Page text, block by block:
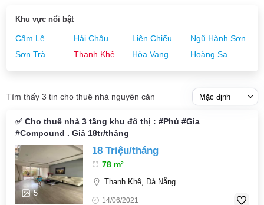
Khu vực nổi bật
Cẩm Lệ Hải Châu Liên Chiểu
Ngũ Hành Sơn
Sơn Trà
Thanh Khê Hòa Vang Hoàng Sa
Tìm thấy 3 tin cho thuê nhà nguyên căn
✅ Cho thuê nhà 3 tầng khu đô thị : #Phú #Gia
#Compound . Giá 18tr/tháng
5
18 Triệu/tháng
78 m²
Thanh Khê, Đà Nẵng
14/06/2021